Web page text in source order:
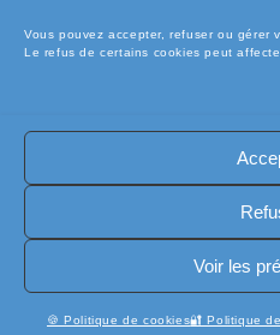
Vous pouvez accepter, refuser ou gérer
Le refus de certains cookies peut
Voir les
🍪 Politique de cookies🔐 Politique
🧾Conditions Générales de Vente
🔐 Politique de confidentialité
🍪 Politique de cookies (UE)
🛡️ Assurance casse /
Copyright [electro-